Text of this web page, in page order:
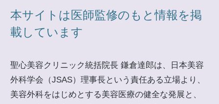
本サイトは医師監修のもと情報を掲
載しています
聖心美容クリニック統括院長 鎌倉達郎は、日本美容
外科学会（JSAS）理事長という責任ある立場より、
美容外科をはじめとする美容医療の健全な発展と、